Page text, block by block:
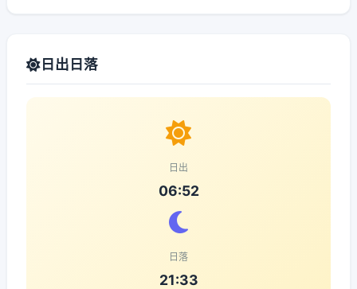
日出日落
日出
06:52
日落
21:33